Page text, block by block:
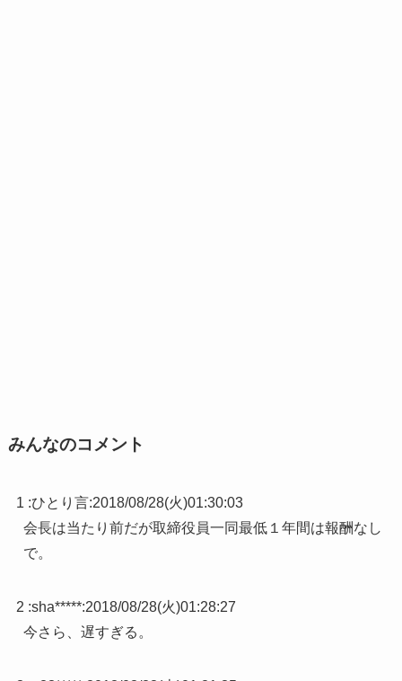
みんなのコメント
1 :ひとり言:2018/08/28(火)01:30:03
会長は当たり前だが取締役員一同最低１年間は報酬なし
で。
2 :sha*****:2018/08/28(火)01:28:27
今さら、遅すぎる。